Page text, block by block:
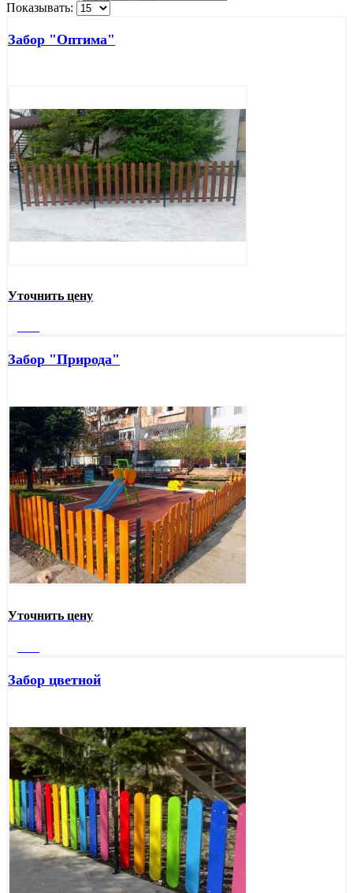
Показывать:
Забор "Оптима"
Уточнить цену
Забор "Природа"
Уточнить цену
Забор цветной